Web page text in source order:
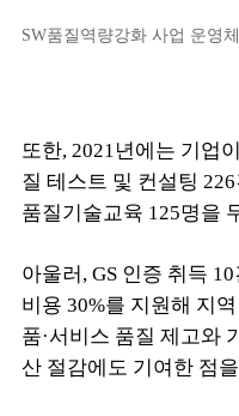
SW품질역량강화 사업 운영
또한, 2021년에는 기업
질 테스트 및 컨설팅
품질기술교육 125명을
아울러, GS 인증 취득
비용 30%를 지원해 지
품·서비스 품질 제고와
산 절감에도 기여한 점